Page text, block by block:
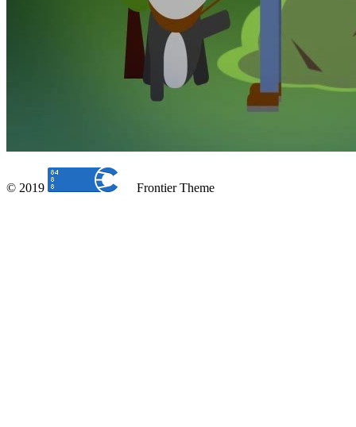
© 2019 Frontier Theme